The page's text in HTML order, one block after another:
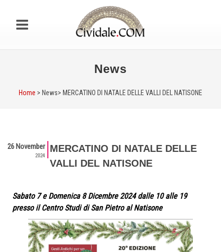
News
Home > News> MERCATINO DI NATALE DELLE VALLI DEL NATISONE
26 November
2024
MERCATINO DI NATALE DELLE
VALLI DEL NATISONE
Sabato 7 e Domenica 8 Dicembre 2024 dalle 10 alle 19
presso il Centro Studi di San Pietro al Natisone